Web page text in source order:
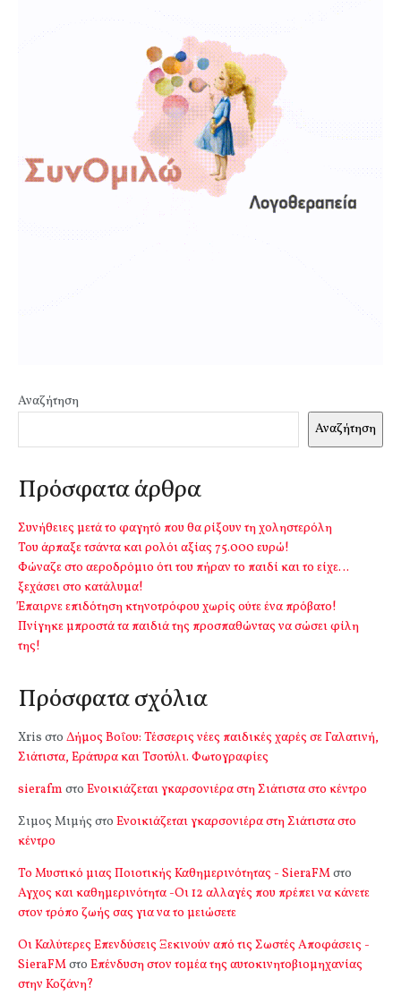
Αναζήτηση
Αναζήτηση
Πρόσφατα άρθρα
Συνήθειες μετά το φαγητό που θα ρίξουν τη χοληστερόλη
Του άρπαξε τσάντα και ρολόι αξίας 75.000 ευρώ!
Φώναζε στο αεροδρόμιο ότι του πήραν το παιδί και το είχε…
ξεχάσει στο κατάλυμα!
Έπαιρνε επιδότηση κτηνοτρόφου χωρίς ούτε ένα πρόβατο!
Πνίγηκε μπροστά τα παιδιά της προσπαθώντας να σώσει φίλη
της!
Πρόσφατα σχόλια
Xris στο Δήμος Βοΐου: Τέσσερις νέες παιδικές χαρές σε Γαλατινή,
Σιάτιστα, Εράτυρα και Τσοτύλι. Φωτογραφίες
sierafm στο Ενοικιάζεται γκαρσονιέρα στη Σιάτιστα στο κέντρο
Σιμος Μιμής στο Ενοικιάζεται γκαρσονιέρα στη Σιάτιστα στο
κέντρο
Το Μυστικό μιας Ποιοτικής Καθημερινότητας - SieraFMστο
Αγχος και καθημερινότητα -Οι 12 αλλαγές που πρέπει να κάνετε
στον τρόπο ζωής σας για να το μειώσετε
Οι Καλύτερες Επενδύσεις Ξεκινούν από τις Σωστές Αποφάσεις -
SieraFMστο Επένδυση στον τομέα της αυτοκινητοβιομηχανίας
στην Κοζάνη?